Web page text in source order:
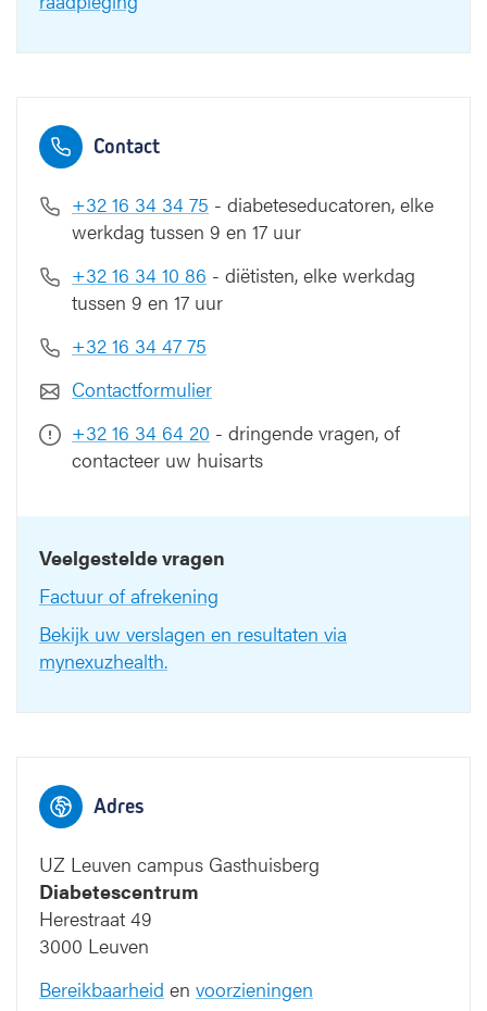
Contact
+32 16 34 34 75 - diabeteseducatoren, elke
werkdag tussen 9 en 17 uur
+32 16 34 10 86 - diëtisten, elke werkdag
tussen 9 en 17 uur
+32 16 34 47 75
Contactformulier
+32 16 34 64 20 - dringende vragen, of
contacteer uw huisarts
Veelgestelde vragen
Factuur of afrekening
Bekijk uw verslagen en resultaten via
mynexuzhealth.
Adres
UZ Leuven campus Gasthuisberg
Diabetescentrum
Herestraat 49
3000 Leuven
Bereikbaarheid en voorzieningen